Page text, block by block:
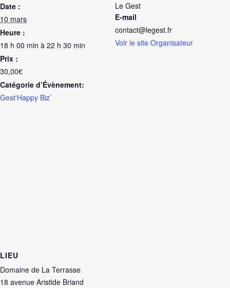
Date :
10 mars
Heure :
18 h 00 min à 22 h 30 min
Prix :
30,00€
Catégorie d’Évènement:
Gest‘Happy Biz’
Le Gest
E-mail
contact@legest.fr
Voir le site Organisateur
LIEU
Domaine de La Terrasse
18 avenue Aristide Briand